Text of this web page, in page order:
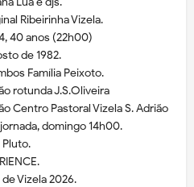
Ribeirinha Vizela.
40 anos (22h00)
de 1982.
Família Peixoto.
rotunda J.S.Oliveira
Centro Pastoral Vizela S. Adrião
domingo 14h00.
Pluto.
Vizela 2026.